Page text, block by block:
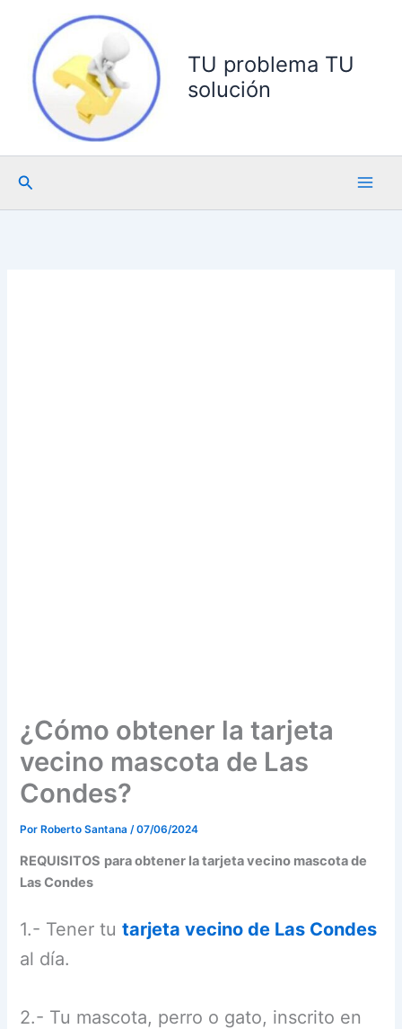
contenido
TU problema TU
solución
Buscar
¿Cómo obtener la tarjeta
vecino mascota de Las
Condes?
Por Roberto Santana/07/06/2024
REQUISITOS para obtener la tarjeta vecino mascota de
Las Condes
1.- Tener tutarjeta vecino de Las Condes
al día.
2.- Tu mascota, perro o gato, inscrito en